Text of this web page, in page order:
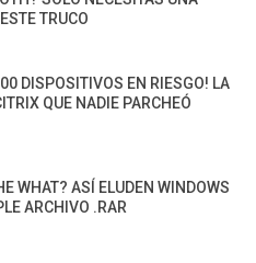
TRUCO
DISPOSITIVOS EN RIESGO! LA
QUE NADIE PARCHEÓ
WHAT? ASÍ ELUDEN WINDOWS
ARCHIVO .RAR